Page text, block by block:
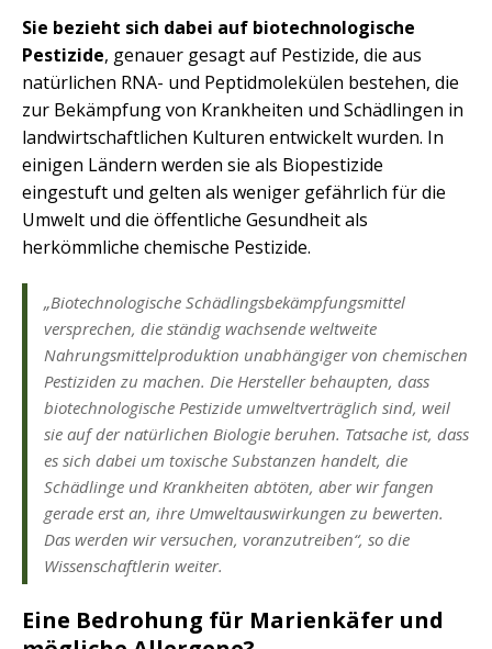
Sie bezieht sich dabei auf biotechnologische
Pestizide, genauer gesagt auf Pestizide, die aus
natürlichen RNA- und Peptidmolekülen bestehen, die
zur Bekämpfung von Krankheiten und Schädlingen in
landwirtschaftlichen Kulturen entwickelt wurden. In
einigen Ländern werden sie als Biopestizide
eingestuft und gelten als weniger gefährlich für die
Umwelt und die öffentliche Gesundheit als
herkömmliche chemische Pestizide.
„Biotechnologische Schädlingsbekämpfungsmittel
versprechen, die ständig wachsende weltweite
Nahrungsmittelproduktion unabhängiger von chemischen
Pestiziden zu machen. Die Hersteller behaupten, dass
biotechnologische Pestizide umweltverträglich sind, weil
sie auf der natürlichen Biologie beruhen. Tatsache ist, dass
es sich dabei um toxische Substanzen handelt, die
Schädlinge und Krankheiten abtöten, aber wir fangen
gerade erst an, ihre Umweltauswirkungen zu bewerten.
Das werden wir versuchen, voranzutreiben“, so die
Wissenschaftlerin weiter.
Eine Bedrohung für Marienkäfer und